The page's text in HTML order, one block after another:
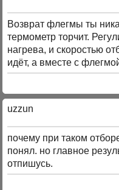
Возврат флегмы ты
термометр торчит.
нагрева, и скоростью
идёт, а вместе с
uzzun
почему при таком
понял. но главное
отпишусь.